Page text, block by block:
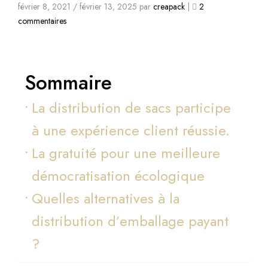
février 8, 2021 / février 13, 2025 par creapack
2
commentairess
u
-
e
d
r
e
p
Sommaire
La distribution de sacs participe
à une expérience client réussie.
La gratuité pour une meilleure
démocratisation écologique
Quelles alternatives à la
distribution d’emballage payant
?